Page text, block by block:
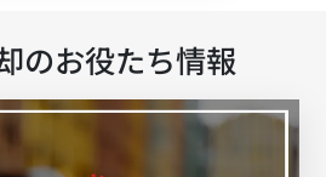
のお役たち情報